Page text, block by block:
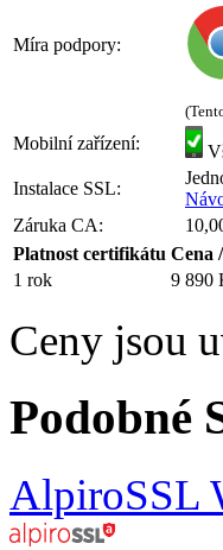
Míra podpory:
Mobilní zařízení:
Instalace SSL:
Záruka CA:
Platnost certifikátu Cena
1 rok
9 890
Ceny jsou
Podobné
AlpiroSSL